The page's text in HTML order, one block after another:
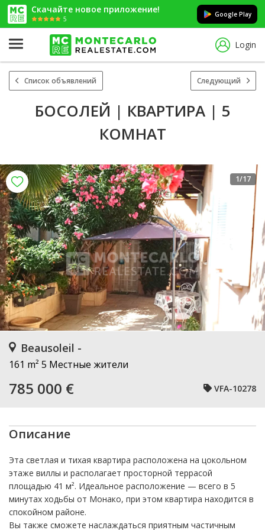
Скачайте новое приложение!
5
Google Play
Login
Список объявлений Следующий
БОСОЛЕЙ | КВАРТИРА | 5
КОМНАТ
1/17
Beausoleil -
161 m² 5 Местные жители
785 000 € VFA-10278
Описание
Эта светлая и тихая квартира расположена на цокольном
этаже виллы и располагает просторной террасой
площадью 41 м². Идеальное расположение — всего в 5
минутах ходьбы от Монако, при этом квартира находится в
спокойном районе.
Вы также сможете наслаждаться приятным частичным